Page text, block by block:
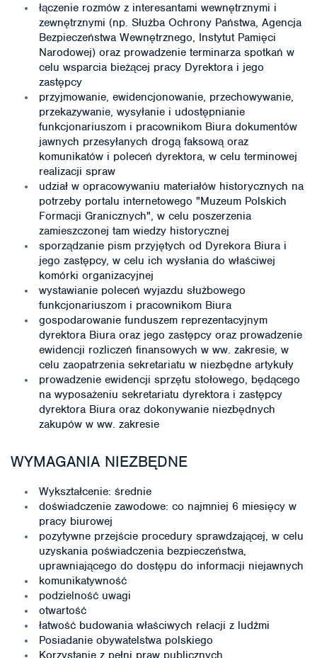
łączenie rozmów z interesantami wewnętrznymi i
zewnętrznymi (np. Służba Ochrony Państwa, Agencja
Bezpieczeństwa Wewnętrznego, Instytut Pamięci
Narodowej) oraz prowadzenie terminarza spotkań w
celu wsparcia bieżącej pracy Dyrektora i jego
zastępcy
przyjmowanie, ewidencjonowanie, przechowywanie,
przekazywanie, wysyłanie i udostępnianie
funkcjonariuszom i pracownikom Biura dokumentów
jawnych przesyłanych drogą faksową oraz
komunikatów i poleceń dyrektora, w celu terminowej
realizacji spraw
udział w opracowywaniu materiałów historycznych na
potrzeby portalu internetowego "Muzeum Polskich
Formacji Granicznych", w celu poszerzenia
zamieszczonej tam wiedzy historycznej
sporządzanie pism przyjętych od Dyrekora Biura i
jego zastępcy, w celu ich wysłania do właściwej
komórki organizacyjnej
wystawianie poleceń wyjazdu służbowego
funkcjonariuszom i pracownikom Biura
gospodarowanie funduszem reprezentacyjnym
dyrektora Biura oraz jego zastępcy oraz prowadzenie
ewidencji rozliczeń finansowych w ww. zakresie, w
celu zaopatrzenia sekretariatu w niezbędne artykuły
prowadzenie ewidencji sprzętu stołowego, będącego
na wyposażeniu sekretariatu dyrektora i zastępcy
dyrektora Biura oraz dokonywanie niezbędnych
zakupów w ww. zakresie
WYMAGANIA NIEZBĘDNE
Wykształcenie: średnie
doświadczenie zawodowe: co najmniej 6 miesięcy w
pracy biurowej
pozytywne przejście procedury sprawdzającej, w celu
uzyskania poświadczenia bezpieczeństwa,
uprawniającego do dostępu do informacji niejawnych
komunikatywność
podzielność uwagi
otwartość
łatwość budowania właściwych relacji z ludźmi
Posiadanie obywatelstwa polskiego
Korzystanie z pełni praw publicznych